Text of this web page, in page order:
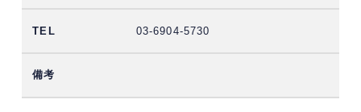
03-6904-5730